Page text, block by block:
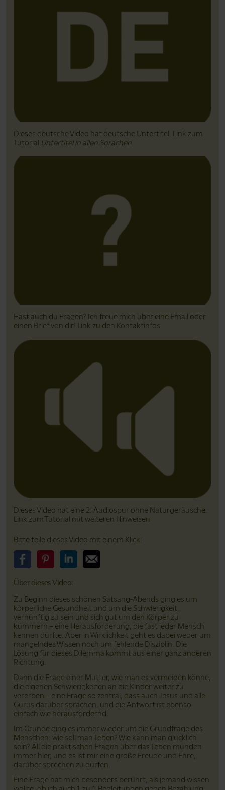
Dieses deutsche Video hat deutsche Untertitel. Link zum
Tutorial Untertitel in allen Sprachen
Hast auch du Fragen? Ich freue mich über eine Email oder
einen Brief von dir! Link zu den Kontaktinfos
Dieses Video hat eine 2. Audiospur ohne Natur­geräusche.
Link zum Tutorial mit weiteren Hinweisen
Bitte teile dieses Video mit einem Klick:
Über dieses Video:
Zu Beginn dieses schönen Satsang-Abends ging es um
körperliche Gesundheit und um die Schwierigkeit,
vernünftig zu sein und sich gut um den Körper zu
kümmern – eine Herausforderung, die fast jeder Mensch
kennen dürfte. Aber in Wirklichkeit geht es dabei weder um
mangelndes Wissen noch um fehlende Disziplin. Die
Lösung für dieses Dilemma kommt aus einer ganz anderen
Richtung.
Dann die Frage einer Mutter, wie man es vermeiden könne,
die eigenen Schwierigkeiten an die Kinder weiter zu
vererben – eine Frage so zentral, dass auch Jesus und alle
Gurus darüber sprachen, und die Antwort ist ebenso
einfach wie herausfordernd.
Im Grunde ging es immer wieder um die Grundfrage des
Menschen: wie soll man Leben? Wie kann man glücklich
sein? All die praktischen Fragen über das Leben münden
immer hier, und es ist mir eine große Freude und Ehre,
darüber sprechen zu dürfen.
Eine Frage hat mich besonders berührt, als jemand wissen